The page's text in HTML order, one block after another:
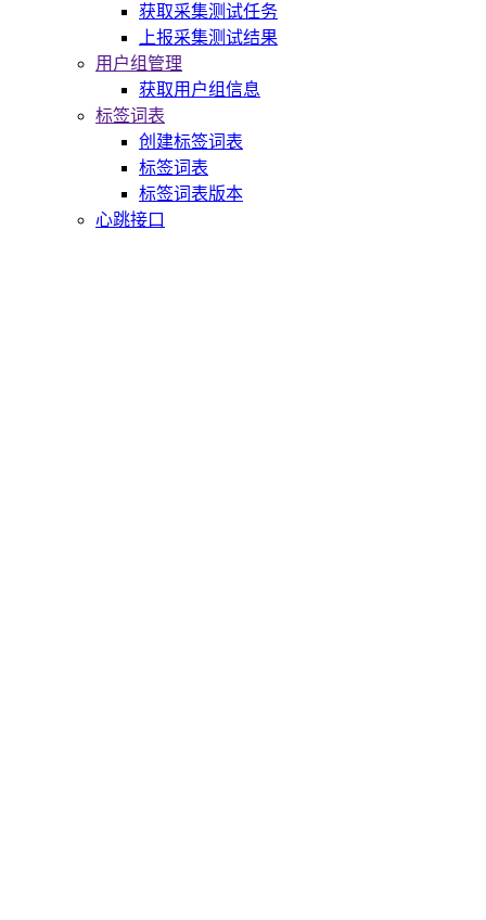
获取采集测试任务
上报采集测试结果
用户组管理
获取用户组信息
标签词表
创建标签词表
标签词表
标签词表版本
心跳接口